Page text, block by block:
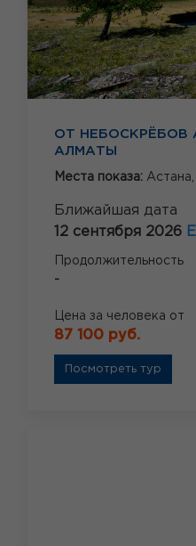
ОТ НЕБОСКРЁБОВ
АЛМАТЫ
Места показа: Астана,
Ближайшая дата
12 сентября 2026
Продолжительность
-
Цена за человека от
87 100 руб.
Посмотреть тур